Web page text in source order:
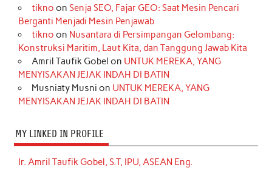
tikno on Senja SEO, Fajar GEO: Saat Mesin Pencari
Berganti Menjadi Mesin Penjawab
tikno on Nusantara di Persimpangan Gelombang:
Konstruksi Maritim, Laut Kita, dan Tanggung Jawab Kita
Amril Taufik Gobel on UNTUK MEREKA, YANG
MENYISAKAN JEJAK INDAH DI BATIN
Musniaty Musni on UNTUK MEREKA, YANG
MENYISAKAN JEJAK INDAH DI BATIN
MY LINKED IN PROFILE
Ir. Amril Taufik Gobel, S.T, IPU, ASEAN Eng.